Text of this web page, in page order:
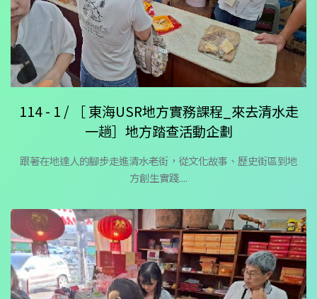
114 - 1 / ［ 東海USR地方實務課程_來去清水走
一趟］地方踏查活動企劃
跟著在地達人的腳步走進清水老街，從文化故事、歷史街區到地
方創生實踐....